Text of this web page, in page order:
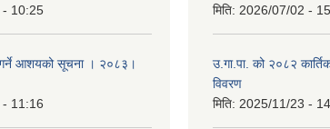
- 10:25
आशयको सूचना । २०८३।
11:16
मिति: 2026/07/02 -
उ.गा.पा. को २०८२
विवरण
मिति: 2025/11/23 -